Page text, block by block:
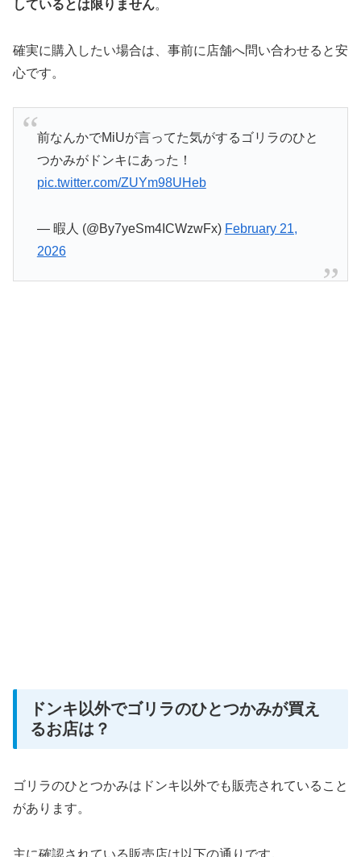
しているとは限りません。
確実に購入したい場合は、事前に店舗へ問い合わせると安
心です。
前なんかでMiUが言ってた気がするゴリラのひと
つかみがドンキにあった！
pic.twitter.com/ZUYm98UHeb
— 暇人 (@By7yeSm4ICWzwFx) February 21,
2026
ドンキ以外でゴリラのひとつかみが買え
るお店は？
ゴリラのひとつかみはドンキ以外でも販売されていること
があります。
主に確認されている販売店は以下の通りです。